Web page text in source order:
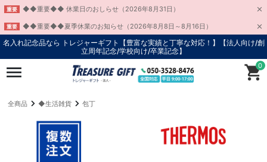
重要 ◆◆重要◆◆ 休業日のおしらせ（2026年8月31日）
重要
◆◆重要◆◆夏季休業のお知らせ（2026年8月8日～8月16日）
名入れ記念品なら トレジャーギフト【豊富な実績と丁寧な対応！】
【法人向け/創
立周年記念/学校向け/卒業記念】
0
全商品 ◆生活雑貨 包丁